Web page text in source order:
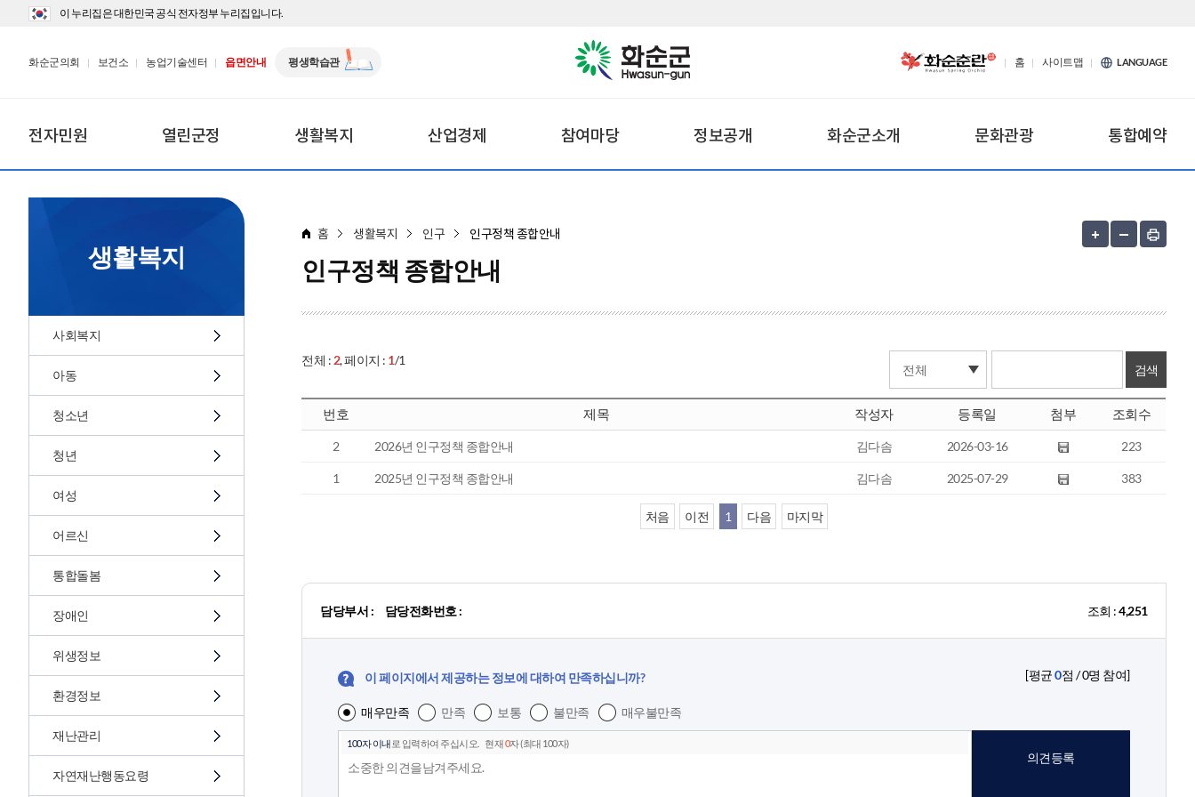
이 누리집은 대한민국 공식 전자정부 누리집입니다.
화순군의회 보건소 농업기술센터 읍면안내 평생학습관 홈 사이트맵 LANGUAGE
전자민원 열린군정 생활복지 산업경제 참여마당 정보공개 화순군소개 문화관광 통합예약
생활복지
사회복지
아동
청소년
청년
여성
어르신
통합돌봄
장애인
위생정보
환경정보
재난관리
자연재난행동요령
홈 생활복지 인구 인구정책 종합안내
인구정책 종합안내
전체 : 2, 페이지 : 1/1
번호 제목 작성자 등록일 첨부 조회수
2 2026년 인구정책 종합안내 김다솜 2026-03-16 223
1 2025년 인구정책 종합안내 김다솜 2025-07-29 383
처음 이전 1 다음 마지막
담당부서 : 담당전화번호 : 조회 :4,251
이 페이지에서 제공하는 정보에 대하여 만족하십니까? [평균0점 /0명 참여]
매우만족 만족 보통 불만족 매우불만족
100자 이내 로 입력하여 주십시오. 현재0자 (최대 100자)
의견등록